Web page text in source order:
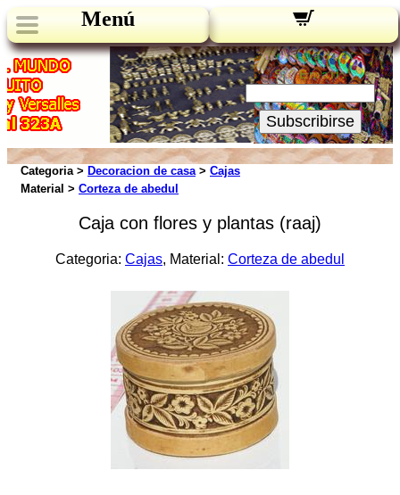
Menú
Novedades:
Su Email:
Subscribirse
Categoria > Decoracion de casa> Cajas
Material > Corteza de abedul
Caja con flores y plantas (raaj)
Categoria: Cajas, Material: Corteza de abedul